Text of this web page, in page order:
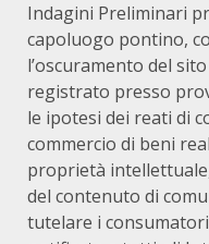
Indagini Preliminari
capoluogo pontino,
l’oscuramento del
registrato presso
le ipotesi dei reati di
commercio di beni
proprietà
del contenuto di
tutelare i